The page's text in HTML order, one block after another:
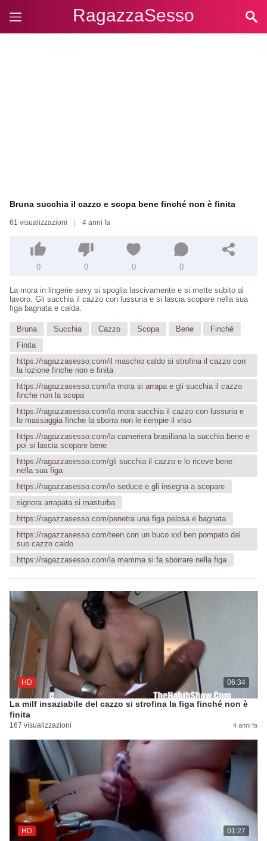
RagazzaSesso
Bruna succhia il cazzo e scopa bene finché non è finita
61 visualizzazioni 4 anni fa
0 0 0 0
La mora in lingerie sexy si spoglia lascivamente e si mette subito al
lavoro. Gli succhia il cazzo con lussuria e si lascia scopare nella sua
figa bagnata e calda.
Bruna Succhia Cazzo Scopa Bene
Finché
Finita
https://ragazzasesso.com/il maschio caldo si strofina il cazzo con
la lozione finche non e finita
https://ragazzasesso.com/la mora si arrapa e gli succhia il cazzo
finche non la scopa
https://ragazzasesso.com/la mora succhia il cazzo con lussuria e
lo massaggia finche la sborra non le riempie il viso
https://ragazzasesso.com/la cameriera brasiliana la succhia bene e
poi si lascia scopare bene
https://ragazzasesso.com/gli succhia il cazzo e lo riceve bene
nella sua figa
https://ragazzasesso.com/lo seduce e gli insegna a scopare
signora arrapata si masturba
https://ragazzasesso.com/penetra una figa pelosa e bagnata
https://ragazzasesso.com/teen con un buco xxl ben pompato dal
suo cazzo caldo
https://ragazzasesso.com/la mamma si fa sborrare nella figa
HD 06:34
La milf insaziabile del cazzo si strofina la figa finché non è
finita
167 visualizzazioni 4 anni fa
HD 01:27